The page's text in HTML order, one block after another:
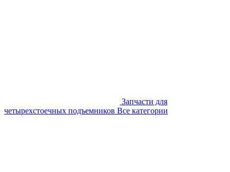
Запчасти для
четырехстоечных подъемников Все категории